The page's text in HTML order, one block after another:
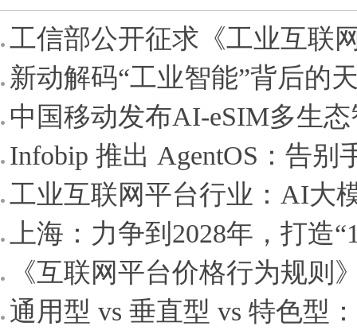
工信部公开征求《工业互联
新动解码“工业智能”背后的
中国移动发布AI-eSIM多生
Infobip 推出 AgentOS：告别
工业互联网平台行业：AI大
上海：力争到2028年，打造
《互联网平台价格行为规则
通用型 vs 垂直型 vs 特色型